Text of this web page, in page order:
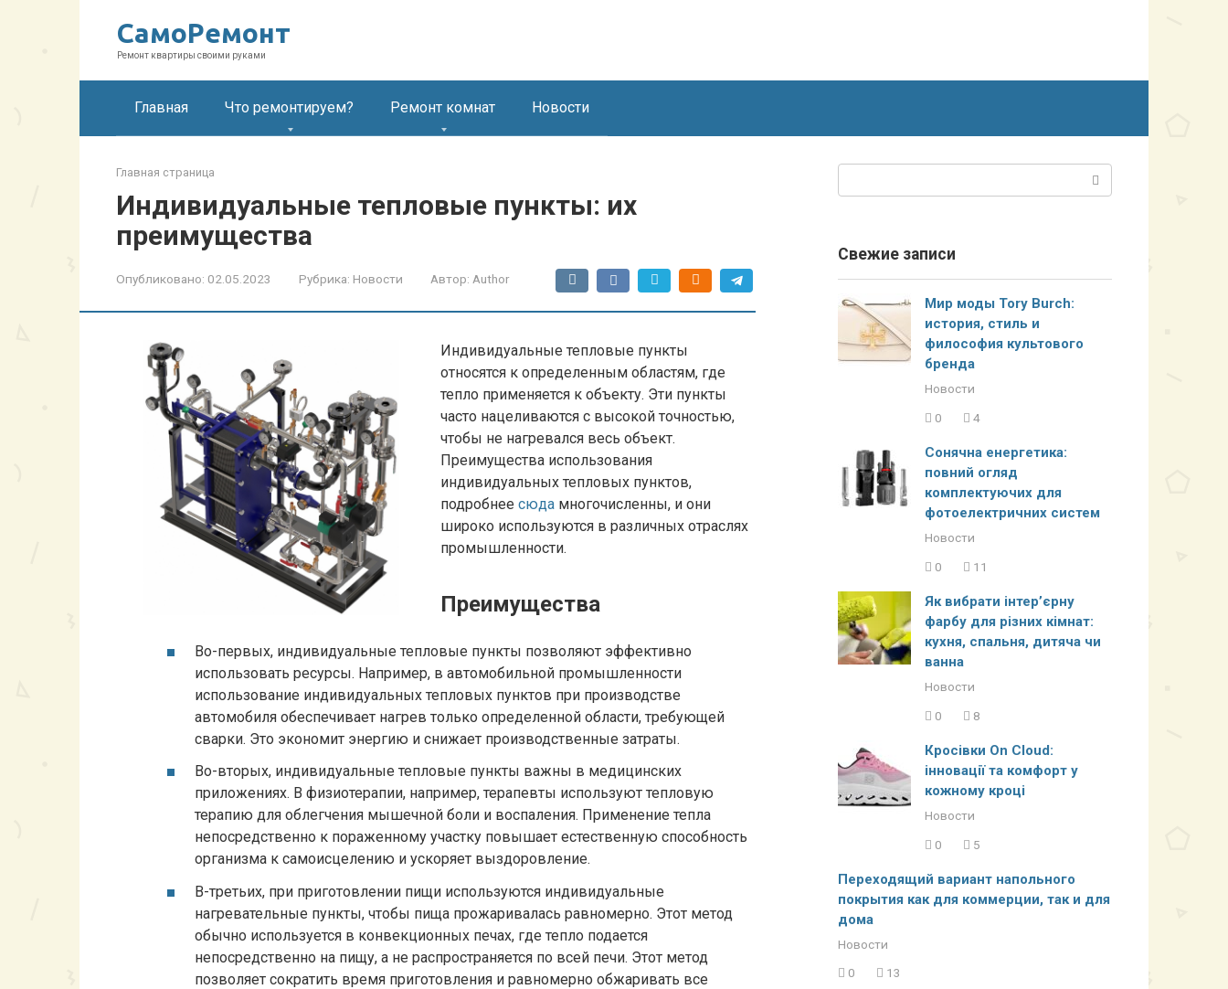
СамоРемонт
Ремонт квартиры своими руками
Главная Что ремонтируем? Ремонт комнат Новости
Главная страница
Индивидуальные тепловые пункты: их
преимущества
Опубликовано: 02.05.2023 Рубрика: Новости Автор: Author
Индивидуальные тепловые пункты
относятся к определенным областям, где
тепло применяется к объекту. Эти пункты
часто нацеливаются с высокой точностью,
чтобы не нагревался весь объект.
Преимущества использования
индивидуальных тепловых пунктов,
подробнее сюда многочисленны, и они
широко используются в различных отраслях
промышленности.
Преимущества
Во-первых, индивидуальные тепловые пункты позволяют эффективно
использовать ресурсы. Например, в автомобильной промышленности
использование индивидуальных тепловых пунктов при производстве
автомобиля обеспечивает нагрев только определенной области, требующей
сварки. Это экономит энергию и снижает производственные затраты.
Во-вторых, индивидуальные тепловые пункты важны в медицинских
приложениях. В физиотерапии, например, терапевты используют тепловую
терапию для облегчения мышечной боли и воспаления. Применение тепла
непосредственно к пораженному участку повышает естественную способность
организма к самоисцелению и ускоряет выздоровление.
В-третьих, при приготовлении пищи используются индивидуальные
нагревательные пункты, чтобы пища прожаривалась равномерно. Этот метод
обычно используется в конвекционных печах, где тепло подается
непосредственно на пищу, а не распространяется по всей печи. Этот метод
позволяет сократить время приготовления и равномерно обжаривать все
Свежие записи
Мир моды Tory Burch:
история, стиль и
философия культового
бренда
Новости
0
4
Сонячна енергетика:
повний огляд
комплектуючих для
фотоелектричних систем
Новости
0
11
Як вибрати інтер’єрну
фарбу для різних кімнат:
кухня, спальня, дитяча чи
ванна
Новости
0
8
Кросівки On Cloud:
інновації та комфорт у
кожному кроці
Новости
0
5
Переходящий вариант напольного
покрытия как для коммерции, так и для
дома
Новости
0
13